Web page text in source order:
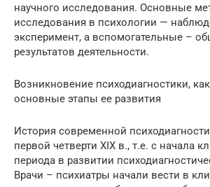
научного исследования. Основные
исследования в психологии —
эксперимент, а вспомогательные –
результатов деятельности.
Возникновение психодиагностики,
основные этапы ее развития
История современной
первой четверти ХIХ в., т.е. с начала
периода в развитии
Врачи – психиатры начали вести в